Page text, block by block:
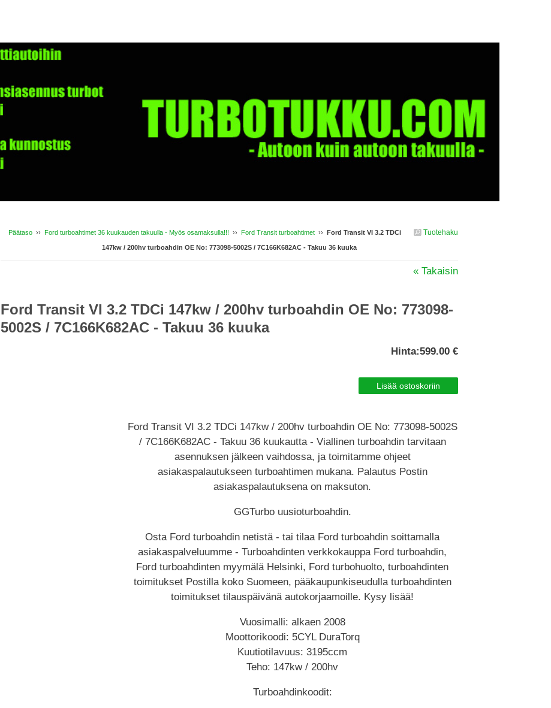
Tuotehaku
Päätaso ›› Ford turboahtimet 36 kuukauden takuulla - Myös osamaksulla!!! ›› Ford Transit turboahtimet ›› Ford Transit VI 3.2 TDCi
147kw / 200hv turboahdin OE No: 773098-5002S / 7C166K682AC - Takuu 36 kuuka
« Takaisin
Ford Transit VI 3.2 TDCi 147kw / 200hv turboahdin OE No: 773098-
5002S / 7C166K682AC - Takuu 36 kuuka
Hinta:599.00 €
Ford Transit VI 3.2 TDCi 147kw / 200hv turboahdin OE No: 773098-5002S
/ 7C166K682AC - Takuu 36 kuukautta - Viallinen turboahdin tarvitaan
asennuksen jälkeen vaihdossa, ja toimitamme ohjeet
asiakaspalautukseen turboahtimen mukana. Palautus Postin
asiakaspalautuksena on maksuton.
GGTurbo uusioturboahdin.
Osta Ford turboahdin netistä - tai tilaa Ford turboahdin soittamalla
asiakaspalveluumme - Turboahdinten verkkokauppa Ford turboahdin,
Ford turboahdinten myymälä Helsinki, Ford turbohuolto, turboahdinten
toimitukset Postilla koko Suomeen, pääkaupunkiseudulla turboahdinten
toimitukset tilauspäivänä autokorjaamoille. Kysy lisää!
Vuosimalli: alkaen 2008
Moottorikoodi: 5CYL DuraTorq
Kuutiotilavuus: 3195ccm
Teho: 147kw / 200hv
Turboahdinkoodit: